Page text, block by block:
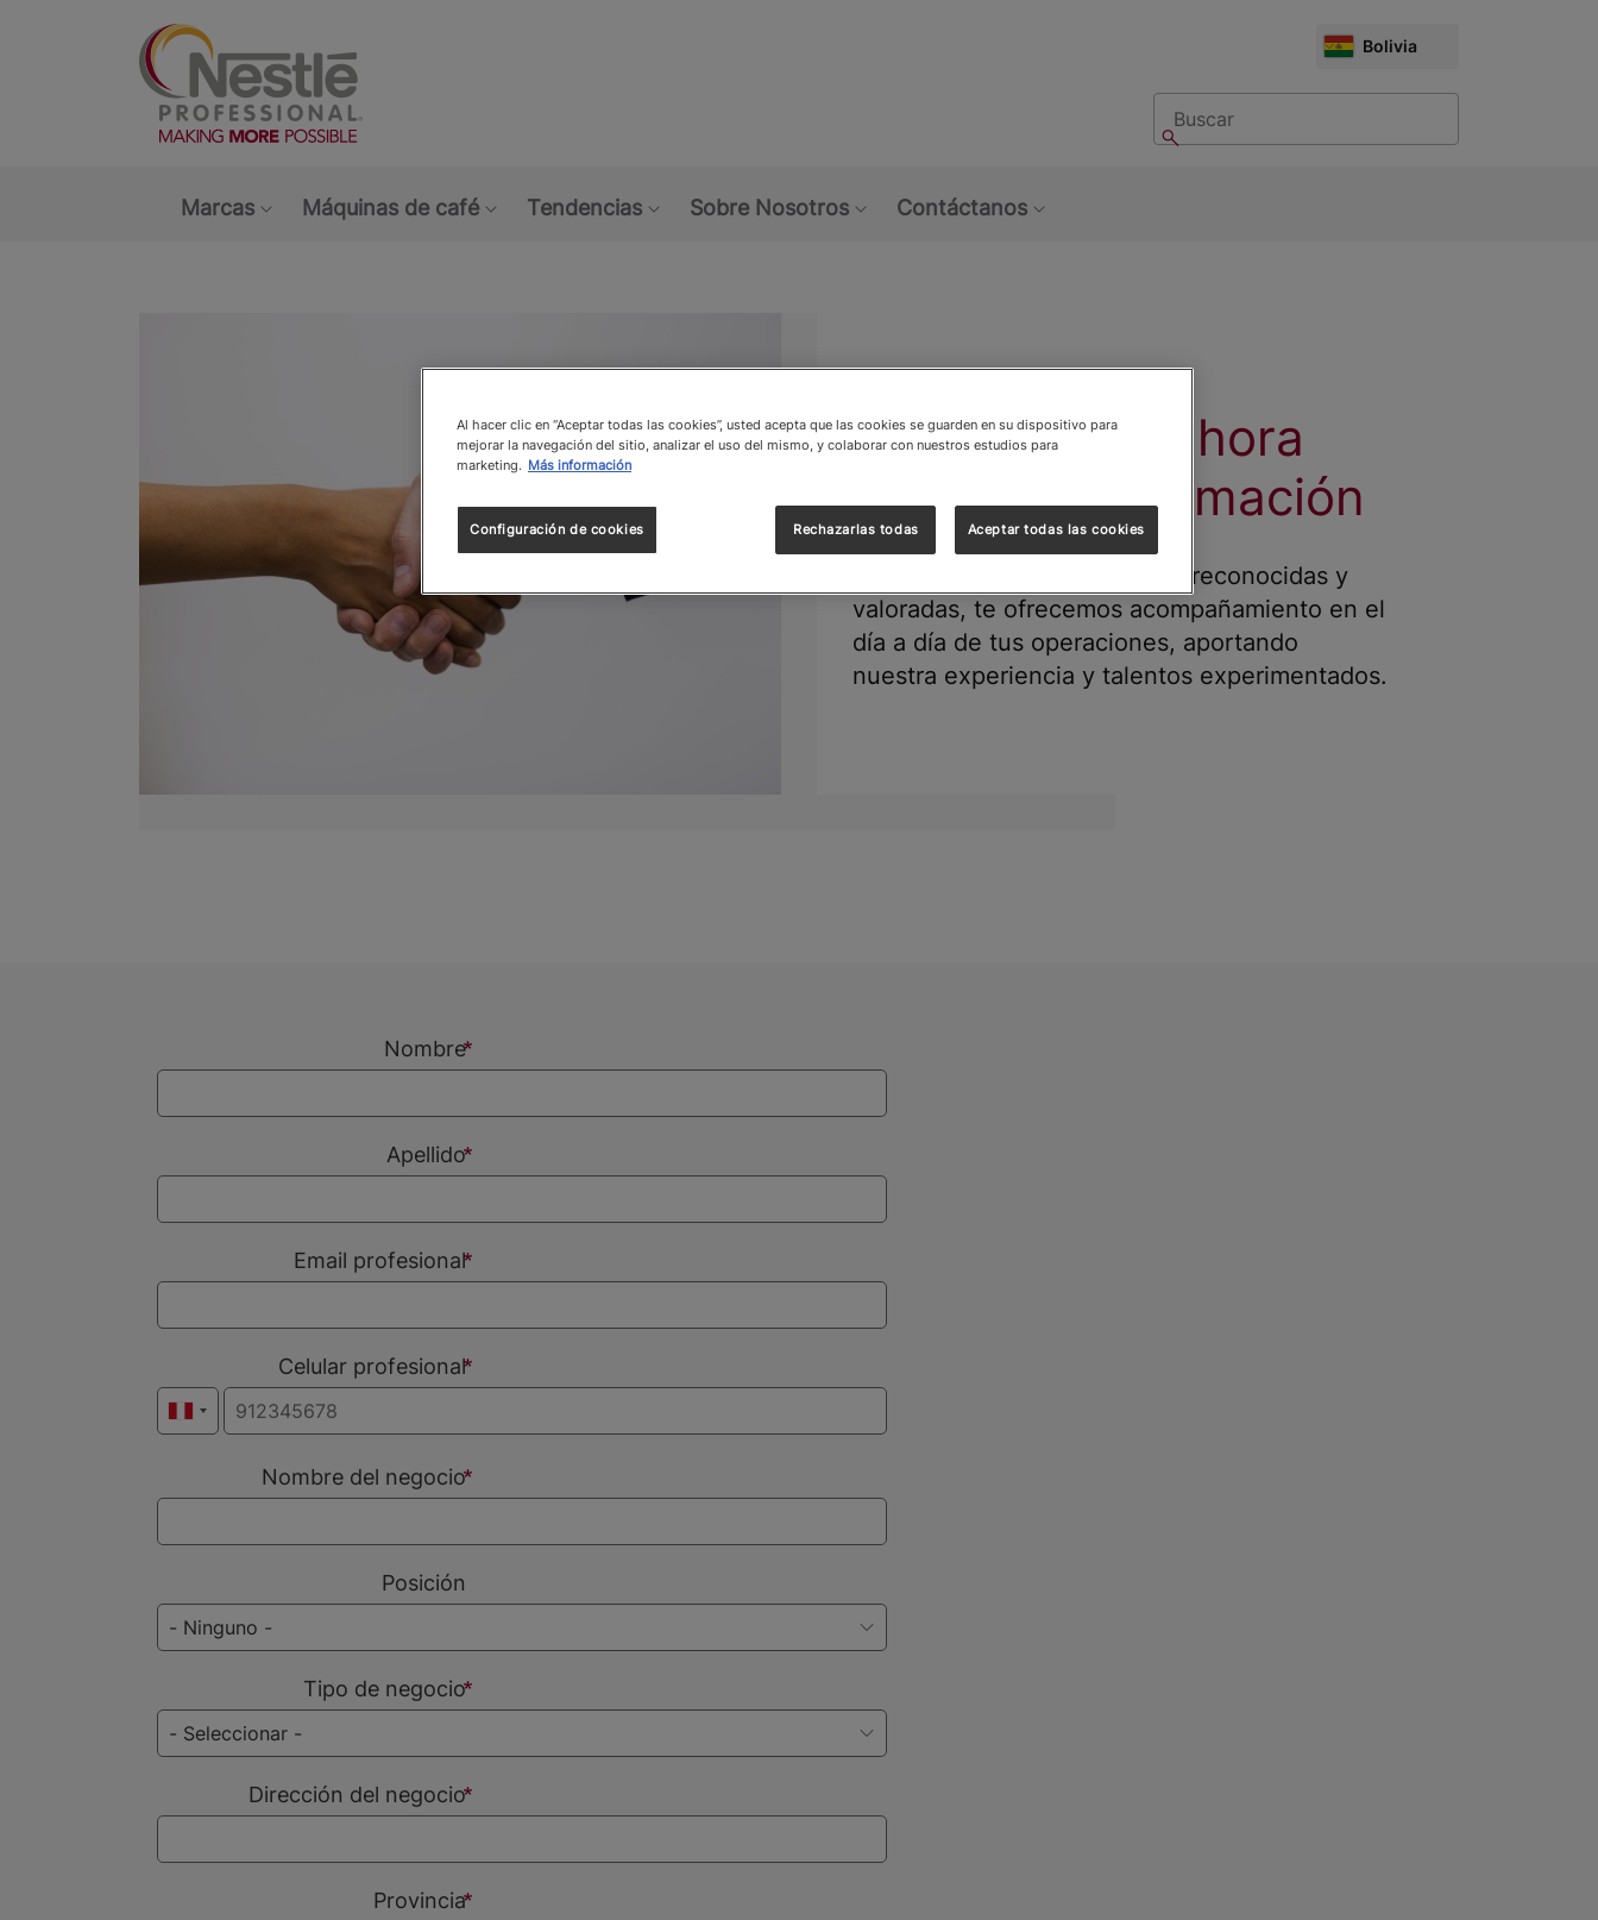
CHOOSE
MARKET
Bolivia
Buscar
Buscar
Marcas
Show submenu: Marcas
Máquinas de café
Tendencias
Sobre Nosotros
Contáctanos
Contáctanos ahora
para más información
Además de marcas altamente reconocidas y
valoradas, te ofrecemos acompañamiento en el
día a día de tus operaciones, aportando
nuestra experiencia y talentos experimentados.
Nombre
Apellido
Email profesional
Celular profesional
Nombre del negocio
Posición
Tipo de negocio
Dirección del negocio
Provincia
Al hacer clic en “Aceptar todas las cookies”, usted acepta que las cookies se guarden en su dispositivo para
mejorar la navegación del sitio, analizar el uso del mismo, y colaborar con nuestros estudios para
marketing. Más información
Rechazarlas todas Aceptar todas las cookies
Configuración de cookies